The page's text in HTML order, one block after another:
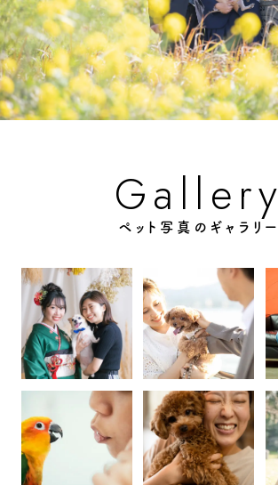
Ga l lery
ペット写真のギャラリー